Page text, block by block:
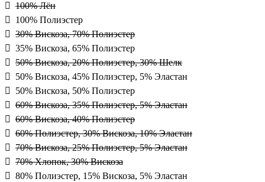
100% Лён
100% Полиэстер
30% Вискоза, 70% Полиэстер
35% Вискоза, 65% Полиэстер
50% Вискоза, 20% Полиэстер, 30% Шелк
50% Вискоза, 45% Полиэстер, 5% Эластан
50% Вискоза, 50% Полиэстер
60% Вискоза, 35% Полиэстер, 5% Эластан
60% Вискоза, 40% Полиэстер
60% Полиэстер, 30% Вискоза, 10% Эластан
70% Вискоза, 25% Полиэстер, 5% Эластан
70% Хлопок, 30% Вискоза
80% Полиэстер, 15% Вискоза, 5% Эластан